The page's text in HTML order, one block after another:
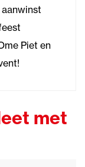
Piet en
met